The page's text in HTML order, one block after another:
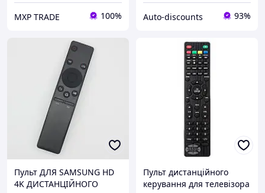
MXP TRADE 100% Auto-discounts 93%
Пульт ДЛЯ SAMSUNG HD
4K ДИСТАНЦІЙНОГО
Пульт дистанційного
керування для телевізора